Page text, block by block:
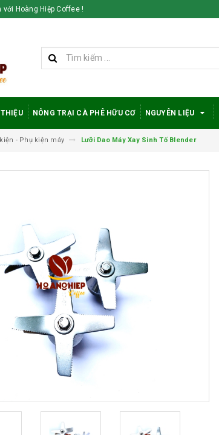
Hoàng Hiệp Coffee !
NÔNG TRẠI CÀ PHÊ HỮU CƠ NGUYÊN LIỆU
- Phụ kiện máy Lưỡi Dao Máy Xay Sinh Tố Blender